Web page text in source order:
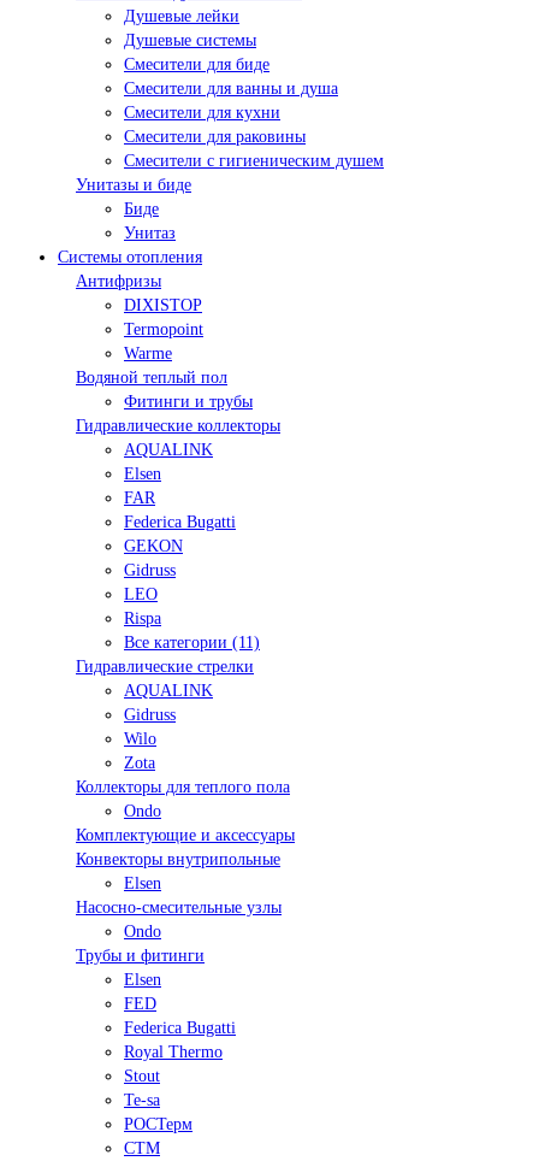
Душевые лейки
Душевые системы
Смесители для биде
Смесители для ванны и душа
Смесители для кухни
Смесители для раковины
Смесители с гигиеническим душем
Унитазы и биде
Биде
Унитаз
Системы отопления
Антифризы
DIXISTOP
Termopoint
Warme
Водяной теплый пол
Фитинги и трубы
Гидравлические коллекторы
AQUALINK
Elsen
FAR
Federica Bugatti
GEKON
Gidruss
LEO
Rispa
Все категории (11)
Гидравлические стрелки
AQUALINK
Gidruss
Wilo
Zota
Коллекторы для теплого пола
Ondo
Комплектующие и аксессуары
Конвекторы внутрипольные
Elsen
Насосно-смесительные узлы
Ondo
Трубы и фитинги
Elsen
FED
Federica Bugatti
Royal Thermo
Stout
Te-sa
РОСТерм
СТМ